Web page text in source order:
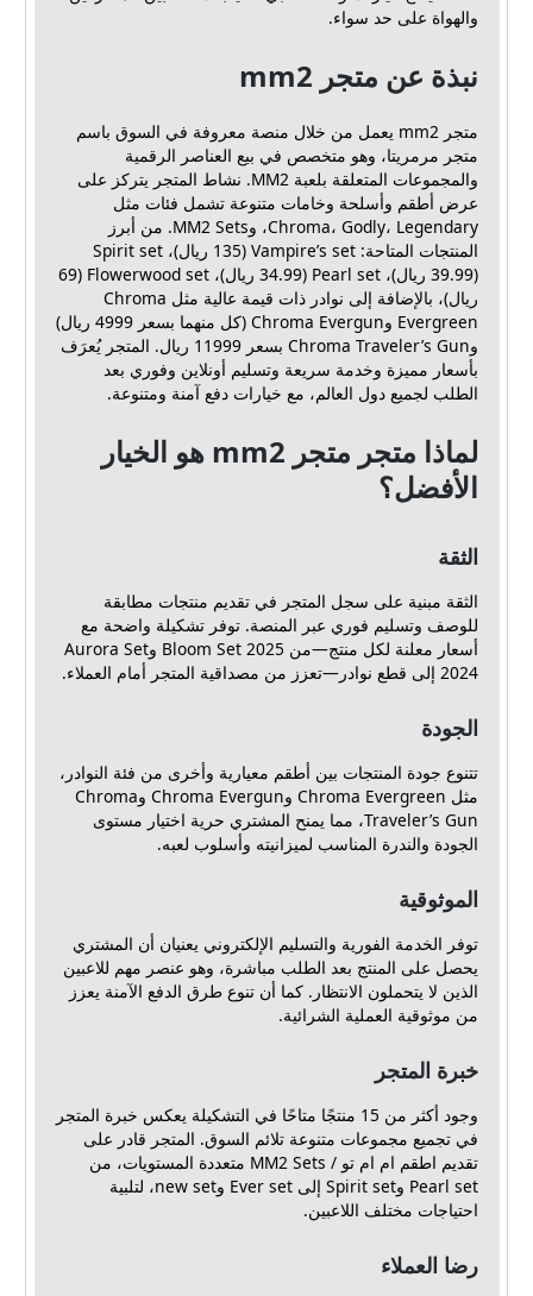
والهواة على حد سواء.
نبذة عن متجر mm2
متجر mm2 يعمل من خلال منصة معروفة في السوق باسم
متجر مرمريتا، وهو متخصص في بيع العناصر الرقمية
والمجموعات المتعلقة بلعبة MM2. نشاط المتجر يتركز على
عرض أطقم وأسلحة وخامات متنوعة تشمل فئات مثل
Chroma، Godly، Legendary، وMM2 Sets. من أبرز
المنتجات المتاحة: Vampire’s set (135 ريال)، Spirit set
(39.99 ريال)، Pearl set (34.99 ريال)، Flowerwood set (69
ريال)، بالإضافة إلى نوادر ذات قيمة عالية مثل Chroma
Evergreen وChroma Evergun (كل منهما بسعر 4999 ريال)
وChroma Traveler’s Gun بسعر 11999 ريال. المتجر يُعرَف
بأسعار مميزة وخدمة سريعة وتسليم أونلاين وفوري بعد
الطلب لجميع دول العالم، مع خيارات دفع آمنة ومتنوعة.
لماذا متجر متجر mm2 هو الخيار
الأفضل؟
الثقة
الثقة مبنية على سجل المتجر في تقديم منتجات مطابقة
للوصف وتسليم فوري عبر المنصة. توفر تشكيلة واضحة مع
أسعار معلنة لكل منتج—من Bloom Set 2025 وAurora Set
2024 إلى قطع نوادر—تعزز من مصداقية المتجر أمام العملاء.
الجودة
تتنوع جودة المنتجات بين أطقم معيارية وأخرى من فئة النوادر،
مثل Chroma Evergreen وChroma Evergun وChroma
Traveler’s Gun، مما يمنح المشتري حرية اختيار مستوى
الجودة والندرة المناسب لميزانيته وأسلوب لعبه.
الموثوقية
توفر الخدمة الفورية والتسليم الإلكتروني يعنيان أن المشتري
يحصل على المنتج بعد الطلب مباشرة، وهو عنصر مهم للاعبين
الذين لا يتحملون الانتظار. كما أن تنوع طرق الدفع الآمنة يعزز
من موثوقية العملية الشرائية.
خبرة المتجر
وجود أكثر من 15 منتجًا متاحًا في التشكيلة يعكس خبرة المتجر
في تجميع مجموعات متنوعة تلائم السوق. المتجر قادر على
تقديم اطقم ام ام تو / MM2 Sets متعددة المستويات، من
Pearl set وSpirit set إلى Ever set وnew set، لتلبية
احتياجات مختلف اللاعبين.
رضا العملاء